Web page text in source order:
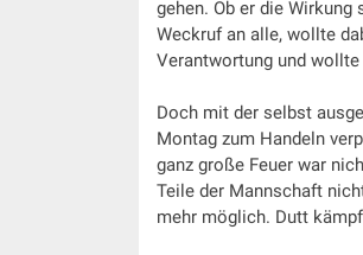
gehen. Ob er die
Weckruf an alle, wollte
Verantwortung und
Doch mit der selbst
Montag zum Handeln
ganz große Feuer war
Teile der Mannschaft
mehr möglich. Dutt